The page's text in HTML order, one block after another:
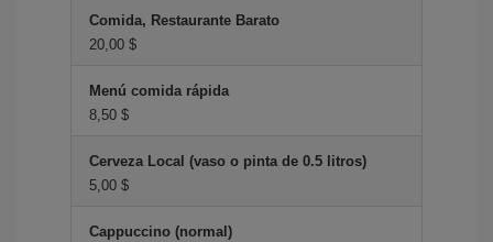
Comida, Restaurante Barato
20,00 $
Menú comida rápida
8,50 $
Cerveza Local (vaso o pinta de 0.5 litros)
5,00 $
Cappuccino (normal)